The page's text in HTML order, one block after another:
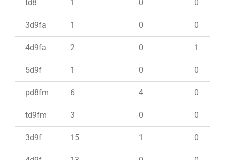
td8 1 0 0
3d9fa 1 0 0
4d9fa 2 0 1
5d9f 1 0 0
pd8fm 6 4 0
td9fm 3 0 0
3d9f 15 1 0